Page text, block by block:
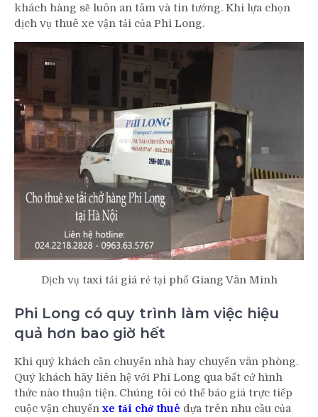
khách hàng sẽ luôn an tâm và tin tưởng. Khi lựa chọn
dịch vụ thuê xe vận tải của Phi Long.
Dịch vụ taxi tải giá rẻ tại phố Giang Văn Minh
Phi Long có quy trình làm việc hiệu
quả hơn bao giờ hết
Khi quý khách cần chuyển nhà hay chuyển văn phòng.
Quý khách hãy liên hệ với Phi Long qua bất cứ hình
thức nào thuận tiện. Chúng tôi có thể báo giá trực tiếp
cuộc vận chuyển xe tải chở thuê dựa trên nhu cầu của